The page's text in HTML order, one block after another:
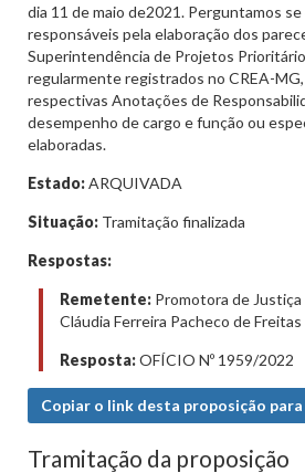
dia 11 de maio de2021. Perguntamos
responsáveis pela elaboração dos
Superintendência de Projetos
regularmente registrados no CREA-MG,
respectivas Anotações de
desempenho de cargo e função ou
elaboradas.
Estado:ARQUIVADA
Situação: Tramitação finalizada
Respostas:
Remetente: Promotora de
Cláudia Ferreira Pacheco de Freitas
Resposta:OFÍCIO Nº 1959/2022
Copiar o link desta proposição
Tramitação da proposição